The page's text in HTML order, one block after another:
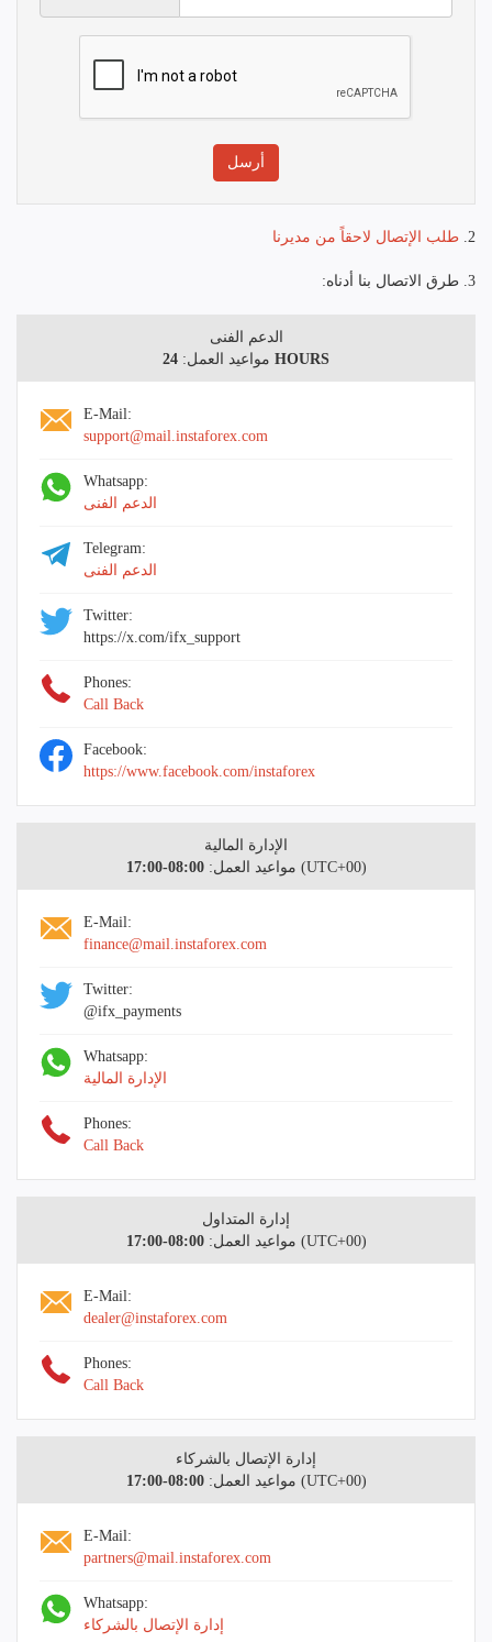
2. طلب الإتصال لاحقاً من مديرنا
3. طرق الاتصال بنا أدناه:
الدعم الفنى
مواعيد العمل: 24 HOURS
E-Mail:
support@mail.instaforex.com
Whatsapp:
الدعم الفنى
Telegram:
الدعم الفنى
Twitter:
https://x.com/ifx_support
Phones:
Call Back
Facebook:
https://www.facebook.com/instaforex
الإدارة المالية
مواعيد العمل:08:00-17:00 (UTC+00)
E-Mail:
finance@mail.instaforex.com
Twitter:
@ifx_payments
Whatsapp:
الإدارة المالية
Phones:
Call Back
إدارة المتداول
مواعيد العمل:08:00-17:00 (UTC+00)
E-Mail:
dealer@instaforex.com
Phones:
Call Back
إدارة الإتصال بالشركاء
مواعيد العمل:08:00-17:00 (UTC+00)
E-Mail:
partners@mail.instaforex.com
Whatsapp:
إدارة الإتصال بالشركاء